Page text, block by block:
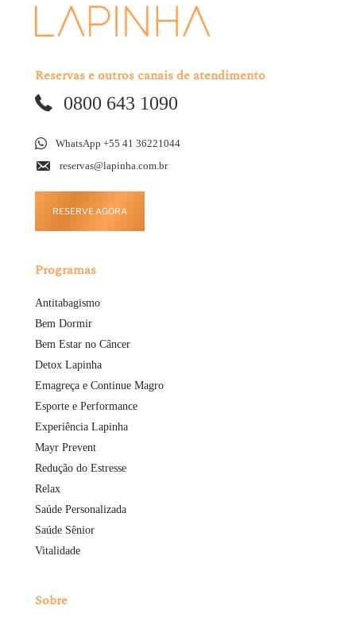
Reservas e outros canais de atendimento
0800 643 1090
WhatsApp +55 41 36221044
reservas@lapinha.com.br
RESERVE AGORA
Programas
Antitabagismo
Bem Dormir
Bem Estar no Câncer
Detox Lapinha
Emagreça e Continue Magro
Esporte e Performance
Experiência Lapinha
Mayr Prevent
Redução do Estresse
Relax
Saúde Personalizada
Saúde Sênior
Vitalidade
Sobre